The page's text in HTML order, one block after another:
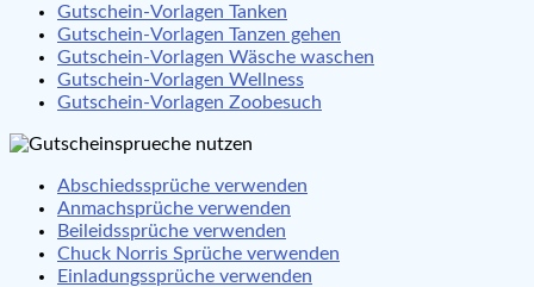
Gutschein-Vorlagen Tanken
Gutschein-Vorlagen Tanzen gehen
Gutschein-Vorlagen Wäsche waschen
Gutschein-Vorlagen Wellness
Gutschein-Vorlagen Zoobesuch
Abschiedssprüche verwenden
Anmachsprüche verwenden
Beileidssprüche verwenden
Chuck Norris Sprüche verwenden
Einladungssprüche verwenden